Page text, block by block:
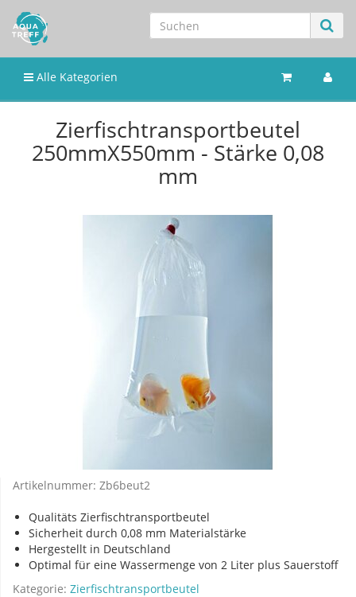
Alle Kategorien
Zierfischtransportbeutel
250mmX550mm - Stärke 0,08
mm
Artikelnummer: Zb6beut2
Qualitäts Zierfischtransportbeutel
Sicherheit durch 0,08 mm Materialstärke
Hergestellt in Deutschland
Optimal für eine Wassermenge von 2 Liter plus Sauerstoff
Kategorie: Zierfischtransportbeutel